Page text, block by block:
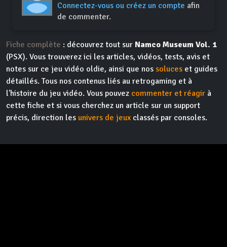
Connectez-vous ou créez un compte afin
de commenter.
Fiche complète : découvrez tout sur Namco Museum Vol. 1
(PSX). Vous trouverez ici les articles, vidéos, tests, avis et
notes sur ce jeu vidéo oldie, ainsi que nos soluces et guides
détaillés. Tous nos contenus liés au retrogaming et à
l'histoire du jeu vidéo. Vous pouvez commenter et réagir à
cette fiche et si vous cherchez un article sur un support
précis, direction les univers de jeux classés par consoles.